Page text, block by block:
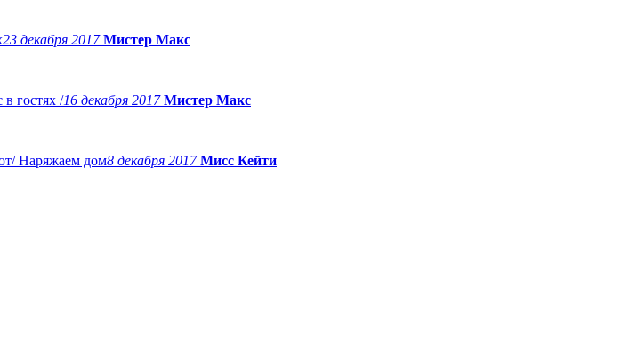
23 декабря 2017Мистер Макс
16 декабря 2017Мистер Макс
8 декабря 2017Мисс Кейти